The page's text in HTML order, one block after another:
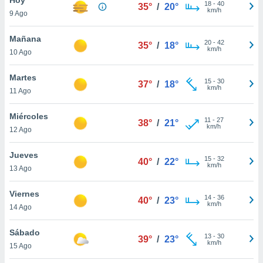
en
más
nuestra
de
cookies
aceptar
9 Ago
35° / 20° 18- 40
km/h
Mañana
10 Ago
35° / 18° 20- 42
km/h
Martes
11 Ago
37° / 18° 15- 30
km/h
Miércoles
12 Ago
38° / 21° 11 - 27
km/h
Jueves
13 Ago
40° / 22° 15- 32
km/h
Viernes
14 Ago
40° / 23° 14- 36
km/h
Sábado
15 Ago
39° / 23° 13- 30
km/h